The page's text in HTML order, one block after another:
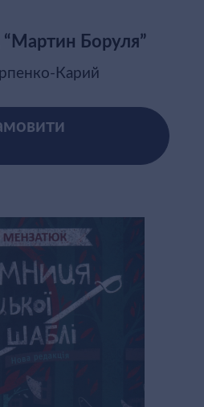
“Мартин Боруля”
Карий